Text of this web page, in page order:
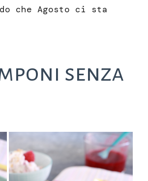
che Agosto ci sta
senza